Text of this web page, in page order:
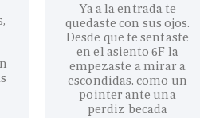
Ya a la entrada te
quedaste con sus ojos.
Desde que te sentaste
en el asiento 6F la
empezaste a mirar a
escondidas, como un
pointer ante una
perdiz becada